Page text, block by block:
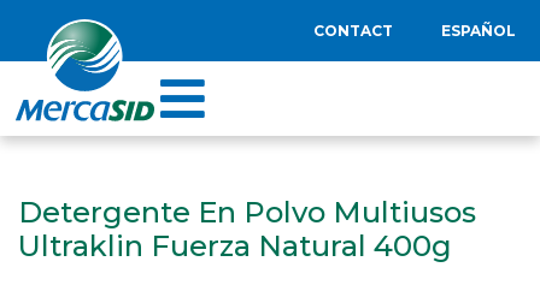
CONTACT ESPAÑOL
Detergente En Polvo Multiusos
Ultraklin Fuerza Natural 400g